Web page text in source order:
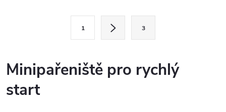
á
d
á
n
k
1 3
Minipařeniště pro rychlý
start